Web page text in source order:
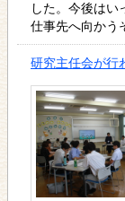
した。今後はい
仕事先へ向かう
研究主任会が行